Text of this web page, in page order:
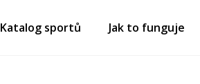
Katalog sportů Jak to funguje